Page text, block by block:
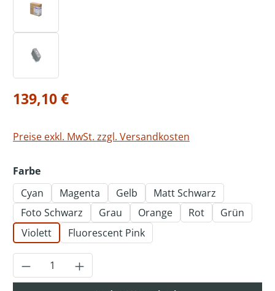
Regulärer Preis:
139,10 €
Preise exkl. MwSt. zzgl. Versandkosten
Farbeauswählen
Cyan
Magenta Gelb
Matt Schwarz
Foto Schwarz
Grau Orange Rot
Grün
Violett
Fluorescent Pink
Produkt Anzahl: Gib den gewünschten